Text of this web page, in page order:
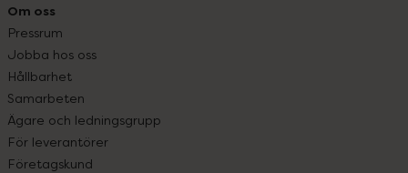
Om oss
Pressrum
Jobba hos oss
Hållbarhet
Samarbeten
Ägare och ledningsgrupp
För leverantörer
Företagskund